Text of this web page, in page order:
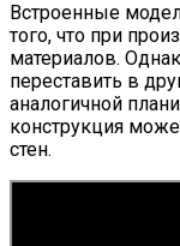
Встроенные
того, что при
материалов.
переставить в
аналогичной
конструкция
стен.